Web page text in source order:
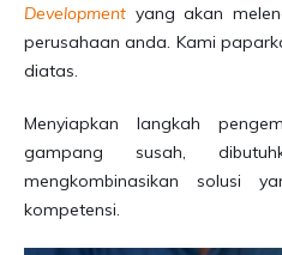
Development yang akan
perusahaan anda. Kami
diatas.
Menyiapkan langkah
gampang susah,
mengkombinasikan solusi
kompetensi.